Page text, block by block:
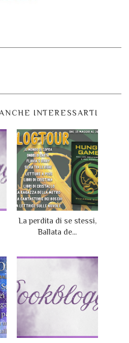
INTERESSARTI
La perdita di se stessi,
Ballata de...